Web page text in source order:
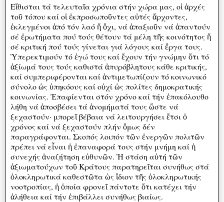
Εἴθισται τά τελευταῖα χρόνια στήν χώρα μας, οἱ ἀρχές
τοῦ τόπου καί οἱ ἐκπροσωποῦντες αὐτές ἄρχοντες,
ἐκλεγμένοι ἀπό τόν λαό ἥ ὄχι, νά ἀπαξιοῦν νά ἀπαντούν
σέ ἐρωτήματα πού τούς θέτουν τά μέλη τῆς κοινότητος ἤ
σέ κριτική πού τούς γίνεται γιά λόγους καί ἔργα τους.
Ὑπερεκτιμούν τό ἐγώ τους καί ἔχουν τήν γνώμην ὅτι τό
ἀξίωμά τους τούς καθιστά ἀπυρόβλητους κάθε κριτικής,
καί συμπεριφέρονται καί ἀντιμετωπίζουν τό κοινωνικό
σύνολο ὡς ὑπηκόους καί οὐχί ὡς πολίτες δημοκρατικής
κοινωνίας. Ἐπαφίενται στόν χρόνο καί τήν ἐπακόλουθο
λήθη νά ἀποσβέσει τά ἀνομήματά τους ὥστε νά
ξεχαστούν· μπορεῖ βέβαια νά λειτουργήσει ἔτσι ὁ
χρόνος καί νά ξεχαστούν πλήν ὅμως δέν
παραγράφονται. Σκοπός λοιπόν τῶν ἐνεργῶν πολιτῶν
πρέπει νά εἶναι ἡ ἐπαναφορά τους στήν μνήμη καί ἡ
συνεχής ἀναζήτηση εὐθυνῶν. Ἡ στάση αὐτή τῶν
ἀξιωματούχων τοῦ Κράτους παρατηρεῖται συνήθως στά
ὁλοκληρωτικά καθεστῶτα ὡς ἴδιον τῆς ὁλοκληρωτικής
νοοτροπίας, ἡ ὁποία φρονεῖ πάντοτε ὅτι κατέχει τήν
ἀλήθεια καί τήν ἐπιβάλλει συνήθως βιαίως.